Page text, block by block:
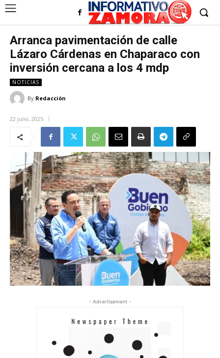
Arranca pavimentación de calle
Lázaro Cárdenas en Chaparaco con
inversión cercana a los 4 mdp
NOTICIAS
By Redacción
22 julio, 2025
- Advertisement -